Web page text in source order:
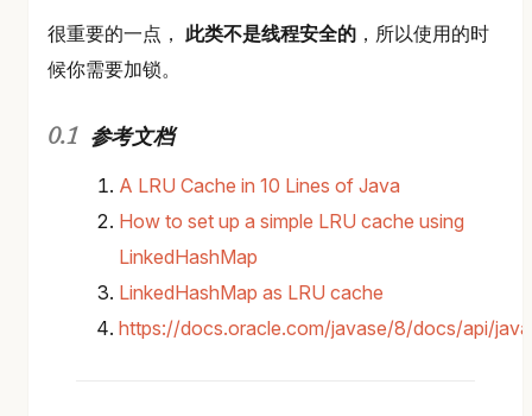
很重要的一点， 此类不是线程安全的 ，所以使用的时
候你需要加锁。
参考文档
A LRU Cache in 10 Lines of Java
How to set up a simple LRU cache using
LinkedHashMap
LinkedHashMap as LRU cache
https://docs.oracle.com/javase/8/docs/api/